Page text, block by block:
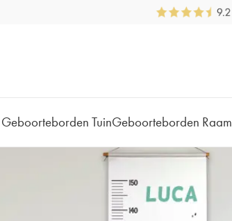
Geboorteborden TuinGeboorteborden Raam